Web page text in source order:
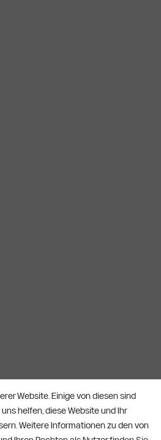
Website. Einige von diesen sind
helfen, diese Website und Ihr
Weitere Informationen zu den von